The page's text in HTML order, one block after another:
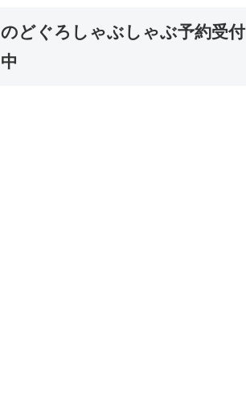
のどぐろしゃぶしゃぶ予約受付
中